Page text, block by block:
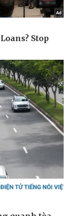
Quốc phòng